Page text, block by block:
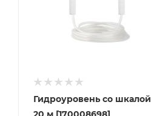
Гидроуровень со шкалой